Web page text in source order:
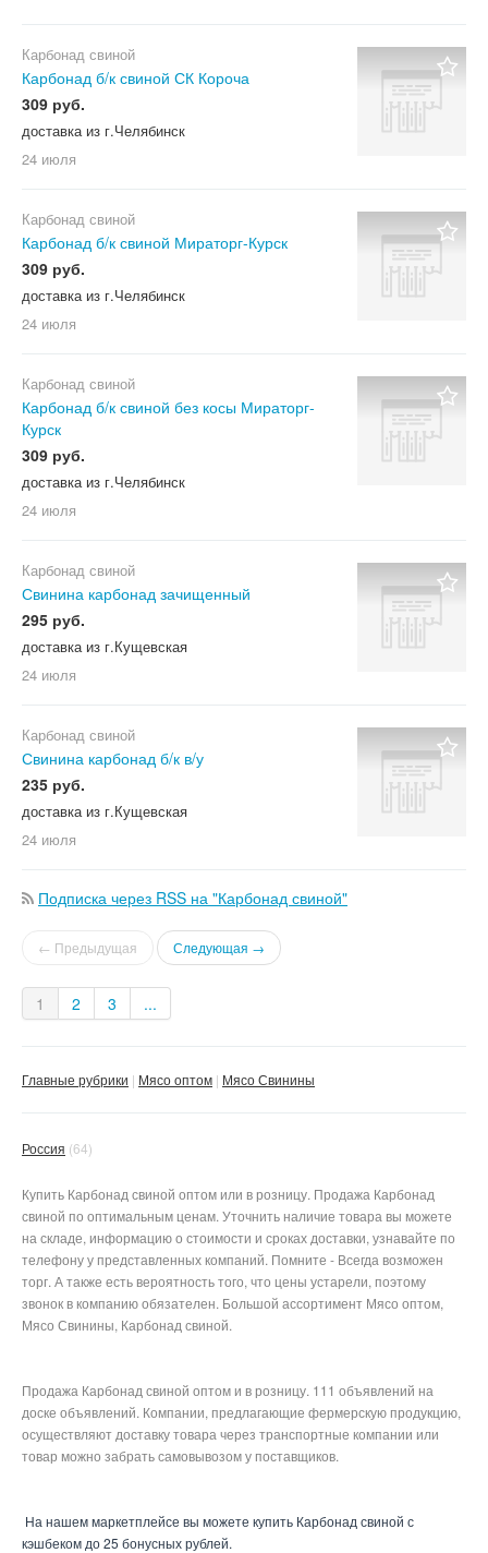
Карбонад свиной
Карбонад б/к свиной СК Короча
309 руб.
доставка из г.Челябинск
24 июля
Карбонад свиной
Карбонад б/к свиной Мираторг-Курск
309 руб.
доставка из г.Челябинск
24 июля
Карбонад свиной
Карбонад б/к свиной без косы Мираторг-
Курск
309 руб.
доставка из г.Челябинск
24 июля
Карбонад свиной
Свинина карбонад зачищенный
295 руб.
доставка из г.Кущевская
24 июля
Карбонад свиной
Свинина карбонад б/к в/у
235 руб.
доставка из г.Кущевская
24 июля
Подписка через RSS на "Карбонад свиной"
← Предыдущая Следующая →
1 2 3 ...
Главные рубрики Мясо оптом Мясо Свинины
Россия (64)
Купить Карбонад свиной оптом или в розницу. Продажа Карбонад
свиной по оптимальным ценам. Уточнить наличие товара вы можете
на складе, информацию о стоимости и сроках доставки, узнавайте по
телефону у представленных компаний. Помните - Всегда возможен
торг. А также есть вероятность того, что цены устарели, поэтому
звонок в компанию обязателен. Большой ассортимент Мясо оптом,
Мясо Свинины, Карбонад свиной.
Продажа Карбонад свиной оптом и в розницу. 111 объявлений на
доске объявлений. Компании, предлагающие фермерскую продукцию,
осуществляют доставку товара через транспортные компании или
товар можно забрать самовывозом у поставщиков.
На нашем маркетплейсе вы можете купить Карбонад свиной с
кэшбеком до 25 бонусных рублей.